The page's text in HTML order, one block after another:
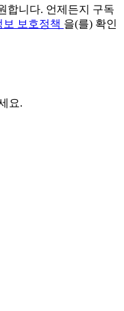
합니다. 언제든지 구독
보 보호정책 을(를) 확인
요.